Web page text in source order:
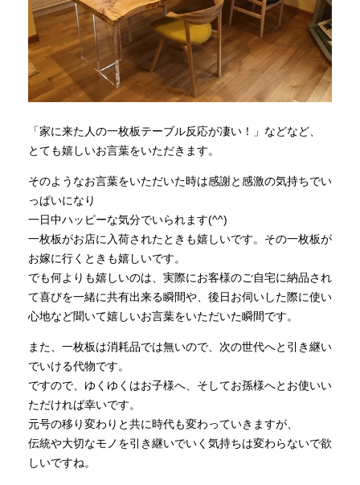
「家に来た人の一枚板テーブル反応が凄い！」などなど、
とても嬉しいお言葉をいただきます。
そのようなお言葉をいただいた時は感謝と感激の気持ちでい
っぱいになり
一日中ハッピーな気分でいられます(^^)
一枚板がお店に入荷されたときも嬉しいです。その一枚板が
お嫁に行くときも嬉しいです。
でも何よりも嬉しいのは、実際にお客様のご自宅に納品され
て喜びを一緒に共有出来る瞬間や、後日お伺いした際に使い
心地など聞いて嬉しいお言葉をいただいた瞬間です。
また、一枚板は消耗品では無いので、次の世代へと引き継い
でいける代物です。
ですので、ゆくゆくはお子様へ、そしてお孫様へとお使いい
ただければ幸いです。
元号の移り変わりと共に時代も変わっていきますが、
伝統や大切なモノを引き継いでいく気持ちは変わらないで欲
しいですね。